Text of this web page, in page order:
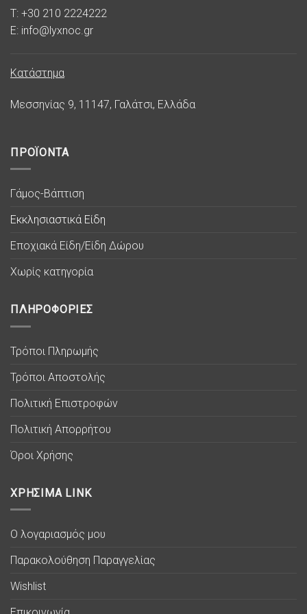
T: +30 210 2224222
E: info@lyxnoc.gr
Κατάστημα
Μεσσηνίας 9, 11147, Γαλάτσι, Ελλάδα
ΠΡΟΪΟΝΤΑ
Γάμος-Βάπτιση
Εκκλησιαστικά Είδη
Εποχιακά Είδη/Είδη Δώρου
Χωρίς κατηγορία
ΠΛΗΡΟΦΟΡΙΕΣ
Τρόποι Πληρωμής
Τρόποι Αποστολής
Πολιτική Επιστροφών
Πολιτική Απορρήτου
Όροι Χρήσης
ΧΡΗΣΙΜΑ LINK
Ο λογαριασμός μου
Παρακολούθηση Παραγγελίας
Wishlist